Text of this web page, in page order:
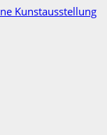
Kunstausstellung